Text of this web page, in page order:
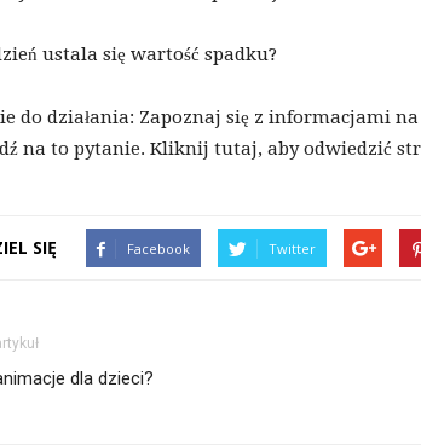
ustala się wartość spadku?
do działania: Zapoznaj się z informacjami
na to pytanie. Kliknij tutaj, aby odwiedzić
SIĘ Facebook Twitter
dla dzieci?